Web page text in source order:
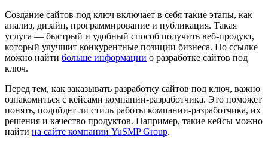
Создание сайтов под ключ включает в себя такие этапы, как
анализ, дизайн, программирование и публикация. Такая
услуга — быстрый и удобный способ получить веб-продукт,
который улучшит конкурентные позиции бизнеса. По ссылке
можно найти больше информации о разработке сайтов под
ключ.
Перед тем, как заказывать разработку сайтов под ключ, важно
ознакомиться с кейсами компании-разработчика. Это поможет
понять, подойдет ли стиль работы компании-разработчика, их
решения и качество продуктов. Например, такие кейсы можно
найти на сайте компании YuSMP Group.